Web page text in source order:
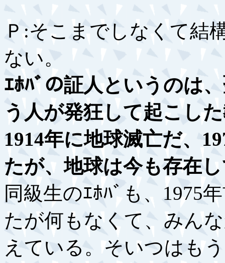
Ｐ:そこまでしなくて結
ない。
ｴﾎﾊﾞの証人というのは
う人が発狂して起こし
1914年に地球滅亡だ、
たが、地球は今も存在
同級生のｴﾎﾊﾞも、1975
たが何もなくて、みん
えている。そいつはも